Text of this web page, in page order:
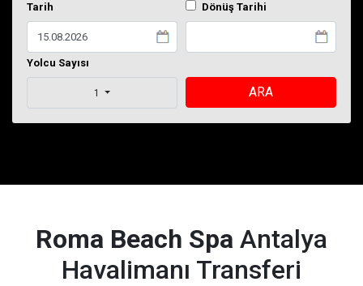
Tarih Dönüş Tarihi
Yolcu Sayısı
1 ARA
Roma Beach Spa Antalya
Havalimanı Transferi